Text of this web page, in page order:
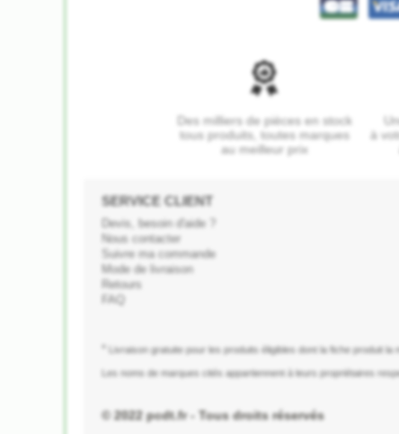
Des milliers de pièces en stock
tous produits, toutes marques
au meilleur prix
à
SERVICE CLIENT
Devis, besoin d'aide ?
Nous contacter
Suivre ma commande
Mode de livraison
Retours
FAQ
* Livraison gratuite pour les produits éligibles dont la fiche produit la
Les noms de marques cités appartiennent à leurs propriétaires
© 2022 pcdt.fr - Tous droits réservés